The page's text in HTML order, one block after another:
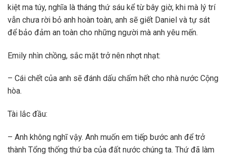
kiệt ma túy, nghĩa là tháng thứ sáu kể từ bây giờ, khi mà lý trí
vẫn chưa rời bỏ anh hoàn toàn, anh sẽ giết Daniel và tự sát
để bảo đảm an toàn cho những người mà anh yêu mến.
Emily nhìn chồng, sắc mặt trở nên nhợt nhạt:
– Cái chết của anh sẽ đánh dấu chấm hết cho nhà nước Cộng
hòa.
Tài lắc đầu:
– Anh không nghĩ vậy. Anh muốn em tiếp bước anh để trở
thành Tổng thống thứ ba của đất nước chúng ta. Thứ đã làm